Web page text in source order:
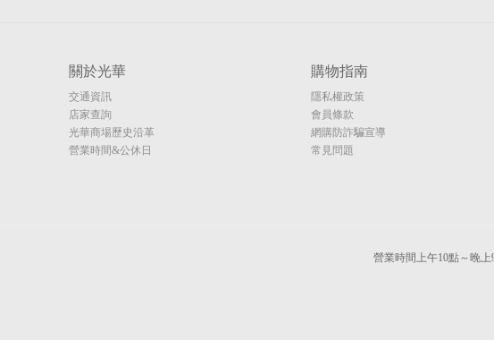
關於光華
交通資訊
店家查詢
光華商場歷史沿革
營業時間&公休日
購物指南
隱私權政策
會員條款
網購防詐騙宣導
常見問題
營業時間上午10點～晚